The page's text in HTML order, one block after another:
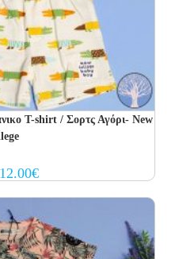
T-shirt / Σορτς Αγόρι- New
Original
12.00€Current
price